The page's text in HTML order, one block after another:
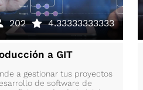
202 4.33333333333
a GIT
a gestionar tus proyectos
de software de